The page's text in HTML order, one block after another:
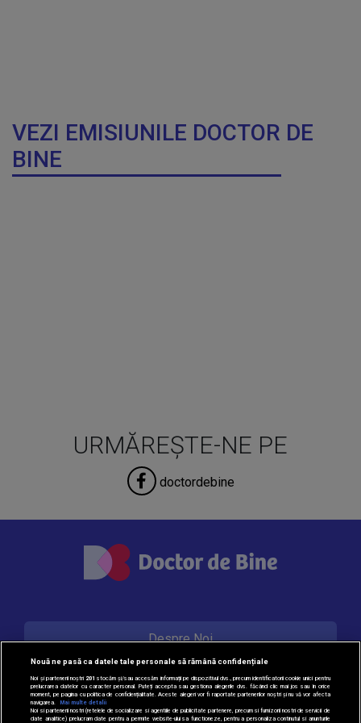
VEZI EMISIUNILE DOCTOR DE
BINE
URMĂREȘTE-NE PE
doctordebine
Despre Noi
Contact
Nouă ne pasă ca datele tale personale să rămână confidențiale
Noi și partenerii noștri 201 stocăm și/sau accesăm informații pe dispozitivul dvs., precum identificatorii cookie unici pentru
prelucrarea datelor cu caracter personal. Puteți accepta sau gestiona alegerile dvs. făcând clic mai jos sau în orice
moment, pe pagina cu politica de confidențialitate. Aceste alegeri vor fi raportate partenerilor noștri și nu vă vor afecta
navigarea.
Mai multe detalii
Noi si partenerii nostri (retelele de socializare si agentiile de publicitate partenere, precum si furnizorii nostri de servicii de
date analitice) prelucram date pentru a permite website-ului sa functioneze, pentru a personaliza continutul si anunturile